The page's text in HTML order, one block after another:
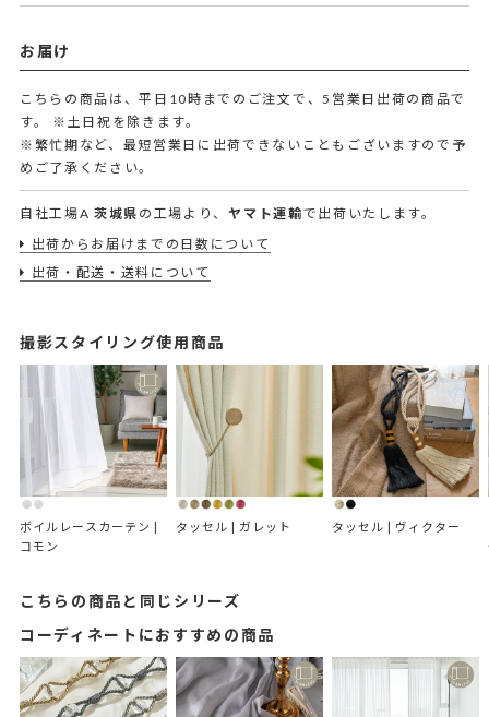
お届け
こちらの商品は、平日10時までのご注文で、5営業日出荷の商品で
す。
※土日祝を除きます。
※繁忙期など、最短営業日に出荷できないこともございますので予
めご了承ください。
自社工場A 茨城県 の工場より、ヤマト運輸で出荷いたします。
出荷からお届けまでの日数について
出荷・配送・送料について
撮影スタイリング使用商品
ボイルレースカーテン |
コモン
タッセル | ガレット タッセル | ヴィクター
こちらの商品と同じシリーズ
コーディネートにおすすめの商品